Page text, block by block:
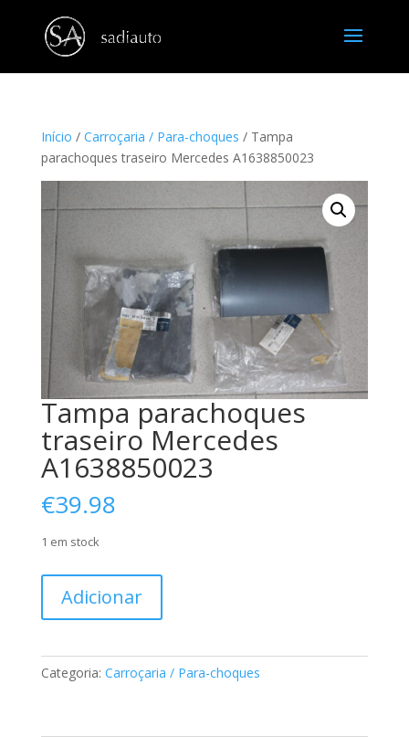
Início / Carroçaria / Para-choques / Tampa
parachoques traseiro Mercedes A1638850023
Tampa parachoques
traseiro Mercedes
A1638850023
€39.98
1 em stock
Tampa
traseiro
Adicionar
Categoria: Carroçaria / Para-choques